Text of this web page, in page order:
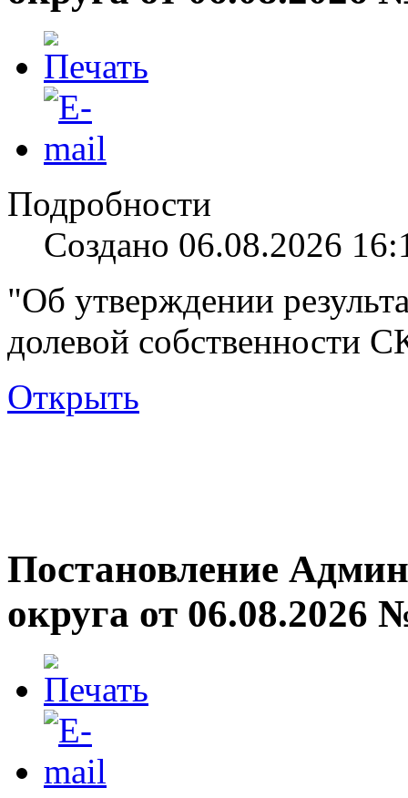
Подробности
Создано 06.08.2026
"Об утверждении
долевой собственности
Открыть
Постановление
округа от 06.08.2026